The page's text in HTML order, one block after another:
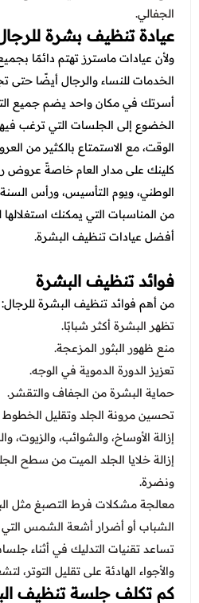
الجفالي.
عيادة تنظيف بشرة
ولأن عيادات ماسترز تهتم دائمًا
الخدمات للنساء والرجال أيضًا حتى
أسرتك في مكان واحد يضم جميع
الخضوع إلى الجلسات التي ترغب
الوقت، مع الاستمتاع بالكثير من
كلينك على مدار العام خاصةً عروض
الوطني، ويوم التأسيس، ورأس
من المناسبات التي يمكنك
أفضل عيادات تنظيف البشرة.
فوائد تنظيف البشرة
من أهم فوائد تنظيف البشرة للرجال:
تظهر البشرة أكثر شبابًا.
منع ظهور البثور المزعجة.
تعزيز الدورة الدموية في الوجه.
حماية البشرة من الجفاف والتقشر.
تحسين مرونة الجلد وتقليل الخطوط
إزالة الأوساخ، والشوائب، والزيوت،
إزالة خلايا الجلد الميت من سطح
ونضرة.
معالجة مشكلات فرط التصبغ مثل
الشباب أو أضرار أشعة الشمس التي
تساعد تقنيات التدليك في أثناء
والأجواء الهادئة على تقليل التوتر،
كم تكلف جلسة تنظيف